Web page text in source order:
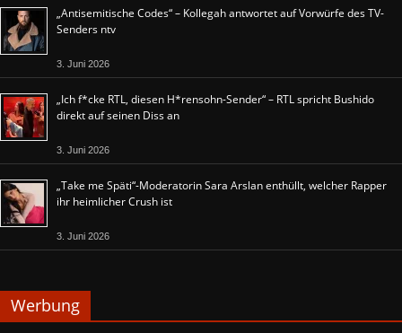
„Antisemitische Codes“ – Kollegah antwortet auf Vorwürfe des TV-
Senders ntv
3. Juni 2026
„Ich f*cke RTL, diesen H*rensohn-Sender“ – RTL spricht Bushido
direkt auf seinen Diss an
3. Juni 2026
„Take me Späti“-Moderatorin Sara Arslan enthüllt, welcher Rapper
ihr heimlicher Crush ist
3. Juni 2026
Werbung